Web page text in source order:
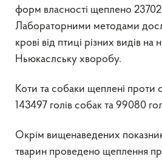
форм власності щеплено
Лабораторними методами
крові від птиці різних видів на
Ньюкаслську хворобу.
Коти та собаки щеплені проти
143497 голів собак та 99080
Окрім вищенаведених
тварин проведено щеплення